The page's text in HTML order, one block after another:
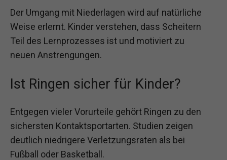
Der Umgang mit Niederlagen wird auf natürliche
Weise erlernt. Kinder verstehen, dass Scheitern
Teil des Lernprozesses ist und motiviert zu
neuen Anstrengungen.
Ist Ringen sicher für Kinder?
Entgegen vieler Vorurteile gehört Ringen zu den
sichersten Kontaktsportarten. Studien zeigen
deutlich niedrigere Verletzungsraten als bei
Fußball oder Basketball.